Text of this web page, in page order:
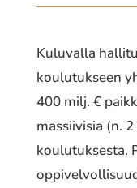
Kuluvalla
koulutukseen
400 milj. €
massiivisia (n.
koulutuksesta.